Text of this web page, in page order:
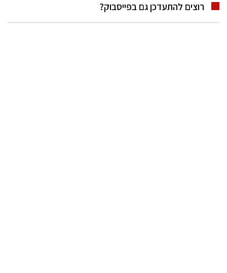
רוצים להתעדכן גם בפייסבוק?